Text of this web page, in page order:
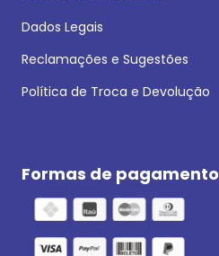
Dados Legais
Reclamações e Sugestões
Política de Troca e Devolução
Formas de pagamento